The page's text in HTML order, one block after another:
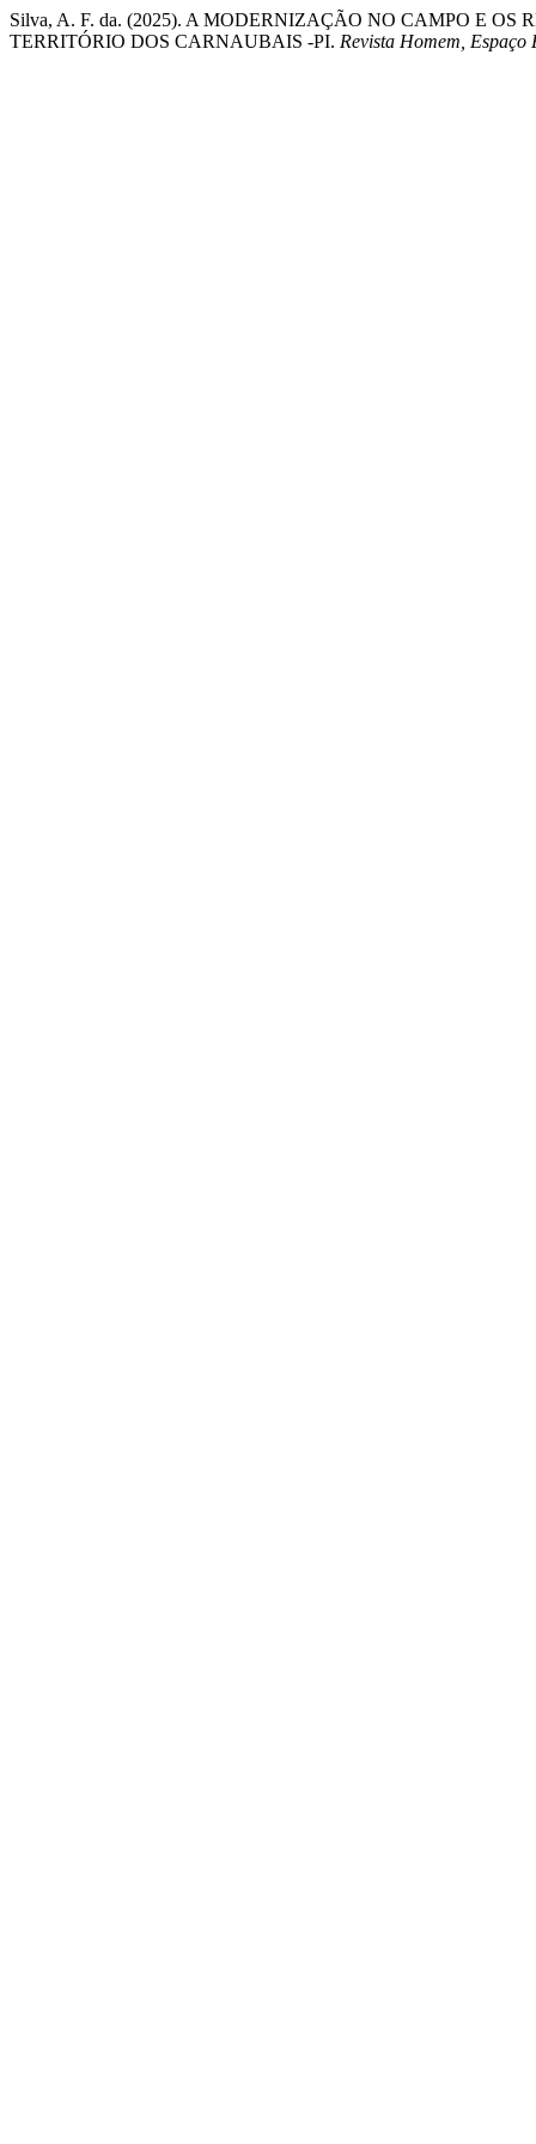
Silva, A. F. da. (2025). A MODERNIZAÇÃO NO CAMPO E
TERRITÓRIO DOS CARNAUBAIS -PI. Revista Homem, Espaço